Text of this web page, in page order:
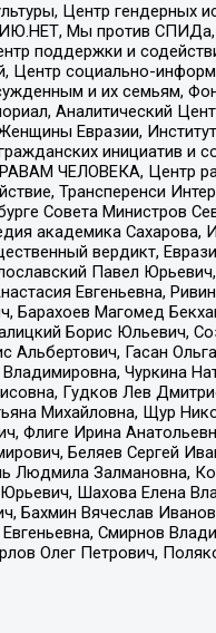
Центр гендерных
Мы против СПИДа,
поддержки и
Центр социально-
и их семьям,
Аналитический
Евразии,
инициатив и
ЧЕЛОВЕКА, Центр
Трансперенси
Совета Министров
академика
вердикт,
Павел
Евгеньевна,
Барахоев Магомед
Борис Юльевич,
Альбертович, Гасан
Чуркина
Гудков Лев
Михайловна, Щур
Флиге Ирина
Беляев Сергей
Людмила Залмановна,
Шахова Елена
Бахмин Вячеслав
Смирнов
Олег Петрович,